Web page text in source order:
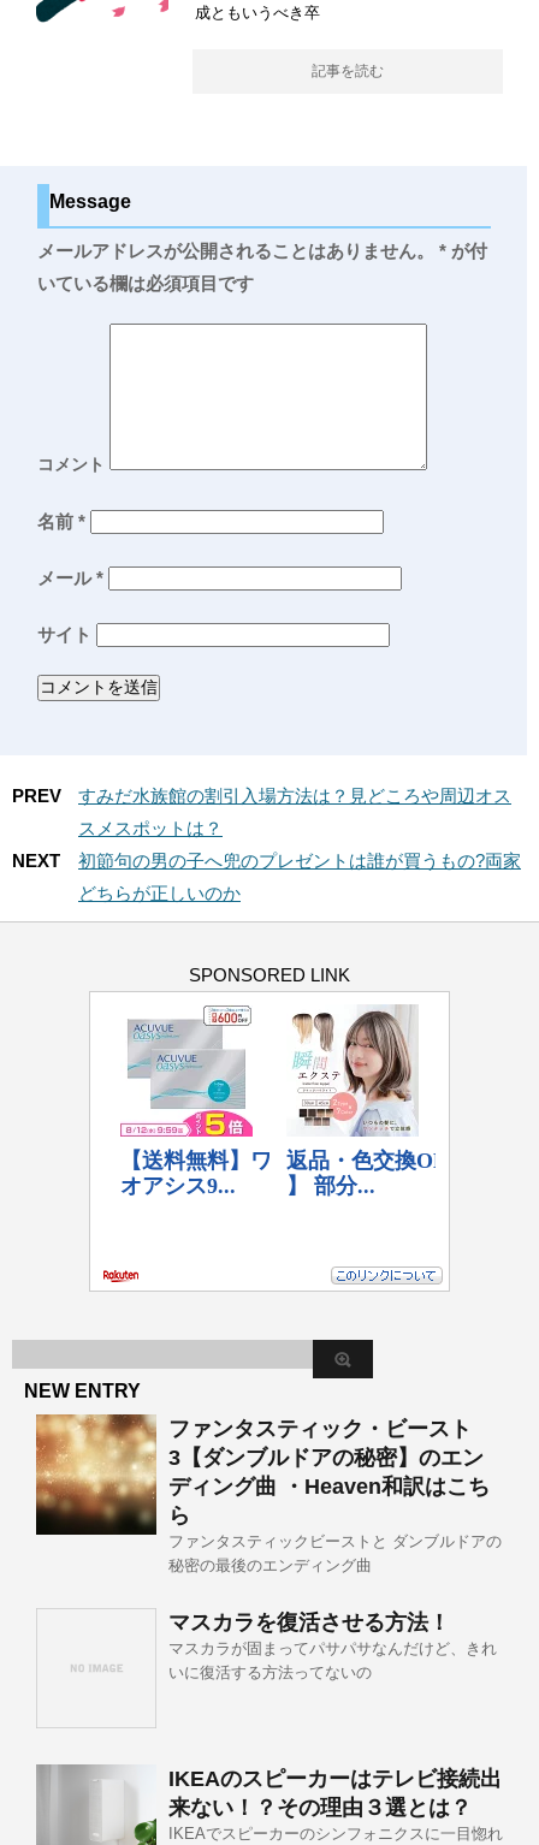
成ともいうべき卒
記事を読む
Message
メールアドレスが公開されることはありません。 * が付
いている欄は必須項目です
コメント
名前 *
メール*
サイト
PREV
すみだ水族館の割引入場方法は？見どころや周辺オス
スメスポットは？
NEXT
初節句の男の子へ兜のプレゼントは誰が買うもの?両家
どちらが正しいのか
SPONSORED LINK
NEW ENTRY
ファンタスティック・ビースト
3【ダンブルドアの秘密】のエン
ディング曲 ・Heaven和訳はこち
ら
ファンタスティックビーストと ダンブルドアの
秘密の最後のエンディング曲
マスカラを復活させる方法！
マスカラが固まってパサパサなんだけど、きれ
いに復活する方法ってないの
IKEAのスピーカーはテレビ接続出
来ない！？その理由３選とは？
IKEAでスピーカーのシンフォニクスに一目惚れ